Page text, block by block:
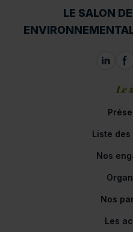
LE SALON
Le
Liste
Nos
Nos
Les